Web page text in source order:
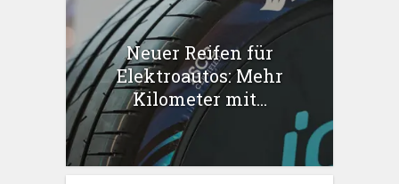
Neuer Reifen für
Elektroautos: Mehr
Kilometer mit...